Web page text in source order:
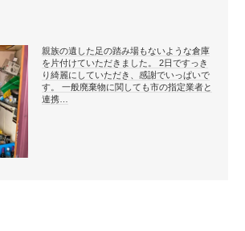
親族の遺した足の踏み場もないような倉庫
を片付けていただきました。 2日ですっき
り綺麗にしていただき、感謝でいっぱいで
す。 一般廃棄物に関しても市の指定業者と
連携…